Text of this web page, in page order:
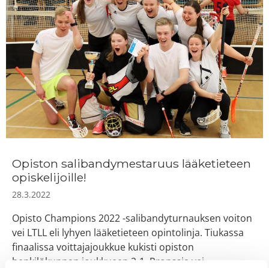
Opiston salibandymestaruus lääketieteen
opiskelijoille!
28.3.2022
Opisto Champions 2022 -salibandyturnauksen voiton
vei LTLL eli lyhyen lääketieteen opintolinja. Tiukassa
finaalissa voittajajoukkue kukisti opiston
henkilökunnan joukkueen 2-1. Pronssia vei